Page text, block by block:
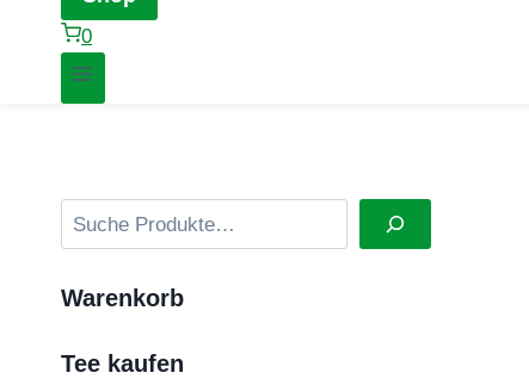
0
Suchen
Warenkorb
Tee kaufen